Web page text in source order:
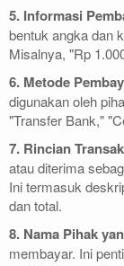
5. Informasi
bentuk angka dan
Misalnya, "Rp
6. Metode
digunakan oleh
"Transfer Bank,"
7. Rincian
atau diterima
Ini termasuk
dan total.
8. Nama Pihak
membayar. Ini